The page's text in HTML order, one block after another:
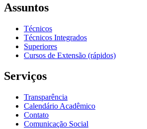
Assuntos
Técnicos
Técnicos Integrados
Superiores
Cursos de Extensão (rápidos)
Serviços
Transparência
Calendário Acadêmico
Contato
Comunicação Social